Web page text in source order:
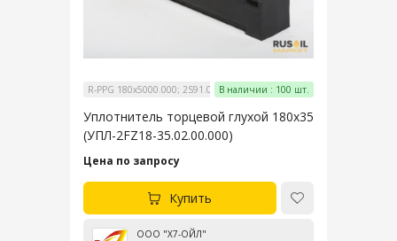
R-PPG 180x5000.000; 2S91.01A.01.00; МПП.04.12.000
В наличии : 100 шт.
Уплотнитель торцевой глухой 180х35
(УПЛ-2FZ18-35.02.00.000)
Цена по запросу
Купить
ООО "Х7-ОЙЛ"